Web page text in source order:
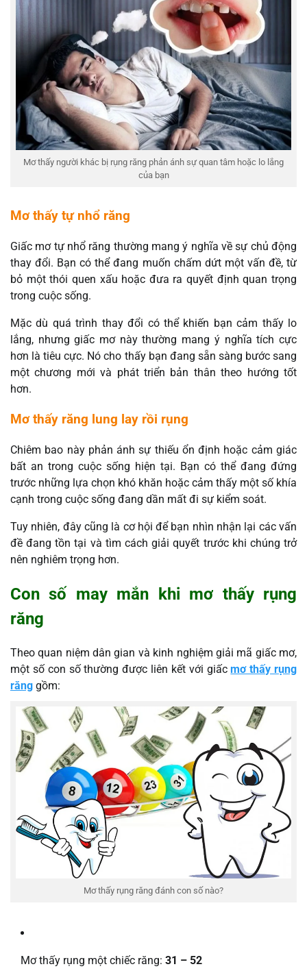
Mơ thấy người khác bị rụng răng phản ánh sự quan tâm hoặc lo lắng
của bạn
Mơ thấy tự nhổ răng
Giấc mơ tự nhổ răng thường mang ý nghĩa về sự chủ động
thay đổi. Bạn có thể đang muốn chấm dứt một vấn đề, từ
bỏ một thói quen xấu hoặc đưa ra quyết định quan trọng
trong cuộc sống.
Mặc dù quá trình thay đổi có thể khiến bạn cảm thấy lo
lắng, nhưng giấc mơ này thường mang ý nghĩa tích cực
hơn là tiêu cực. Nó cho thấy bạn đang sẵn sàng bước sang
một chương mới và phát triển bản thân theo hướng tốt
hơn.
Mơ thấy răng lung lay rồi rụng
Chiêm bao này phản ánh sự thiếu ổn định hoặc cảm giác
bất an trong cuộc sống hiện tại. Bạn có thể đang đứng
trước những lựa chọn khó khăn hoặc cảm thấy một số khía
cạnh trong cuộc sống đang dần mất đi sự kiểm soát.
Tuy nhiên, đây cũng là cơ hội để bạn nhìn nhận lại các vấn
đề đang tồn tại và tìm cách giải quyết trước khi chúng trở
nên nghiêm trọng hơn.
Con số may mắn khi mơ thấy rụng
răng
Theo quan niệm dân gian và kinh nghiệm giải mã giấc mơ,
một số con số thường được liên kết với giấcmơ thấy rụng
răng gồm:
Mơ thấy rụng răng đánh con số nào?
Mơ thấy rụng một chiếc răng: 31 – 52